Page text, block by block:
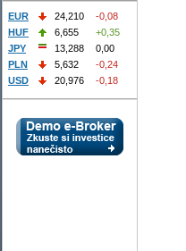
EUR 24,210
-0,08
HUF
6,655
+0,35
JPY
13,288
0,00
PLN
5,632
-0,24
USD
20,976 -0,18